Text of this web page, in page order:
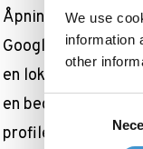
We use
information
other
Consent
Åpningstider er
Google har nylig
en lokal
en bedrifts
profiler. Dette